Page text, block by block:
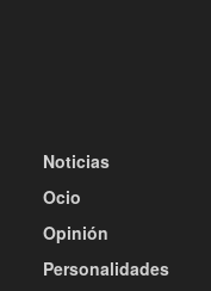
Noticias
Ocio
Opinión
Personalidades